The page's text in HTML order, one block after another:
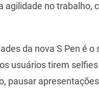
agilidade no trabalho,
da nova S Pen é
usuários tirem
pausar